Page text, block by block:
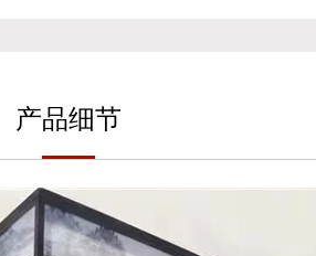
产品细节